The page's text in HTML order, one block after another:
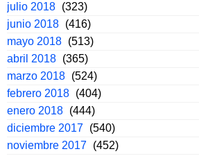
julio 2018 (323)
junio 2018 (416)
mayo 2018 (513)
abril 2018 (365)
marzo 2018 (524)
febrero 2018 (404)
enero 2018 (444)
diciembre 2017 (540)
noviembre 2017 (452)